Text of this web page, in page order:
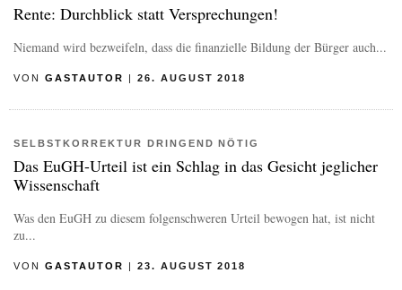
Rente: Durchblick statt Versprechungen!
Niemand wird bezweifeln, dass die finanzielle Bildung der Bürger auch...
VON GASTAUTOR | 26. AUGUST 2018
SELBSTKORREKTUR DRINGEND NÖTIG
Das EuGH-Urteil ist ein Schlag in das Gesicht jeglicher
Wissenschaft
Was den EuGH zu diesem folgenschweren Urteil bewogen hat, ist nicht
zu...
VON GASTAUTOR | 23. AUGUST 2018